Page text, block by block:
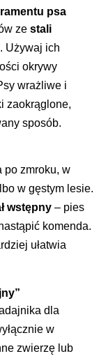
psa
ze stali
Używaj ich
okrywy
wrażliwe i
zaokrąglone,
sposób.
po zmroku, w
w gęstym lesie.
wstępny – pies
komenda.
ułatwia
dla
w
zwierzę lub